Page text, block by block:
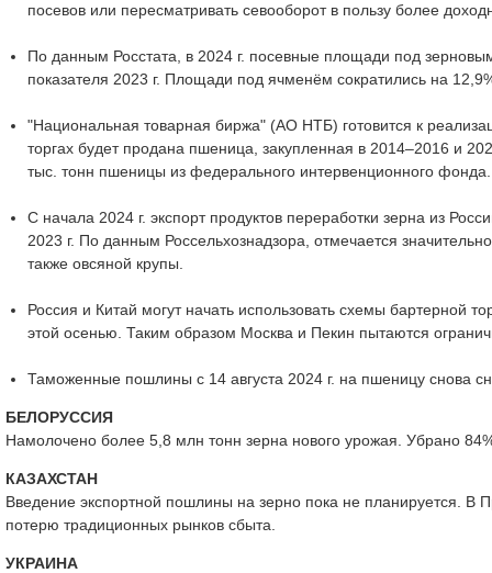
посевов или пересматривать севооборот в пользу более
По данным Росстата, в 2024 г. посевные площади под
показателя 2023 г. Площади под ячменём сократились на
"Национальная товарная биржа" (АО НТБ) готовится к
торгах будет продана пшеница, закупленная в 2014–2016 и
тыс. тонн пшеницы из федерального интервенционного фонда.
С начала 2024 г. экспорт продуктов переработки зерна из
2023 г. По данным Россельхознадзора, отмечается
также овсяной крупы.
Россия и Китай могут начать использовать схемы бартерной
этой осенью. Таким образом Москва и Пекин пытаются
Таможенные пошлины с 14 августа 2024 г. на пшеницу снова
БЕЛОРУССИЯ
Намолочено более 5,8 млн тонн зерна нового урожая. Убрано
КАЗАХСТАН
Введение экспортной пошлины на зерно пока не планируется. В
потерю традиционных рынков сбыта.
УКРАИНА